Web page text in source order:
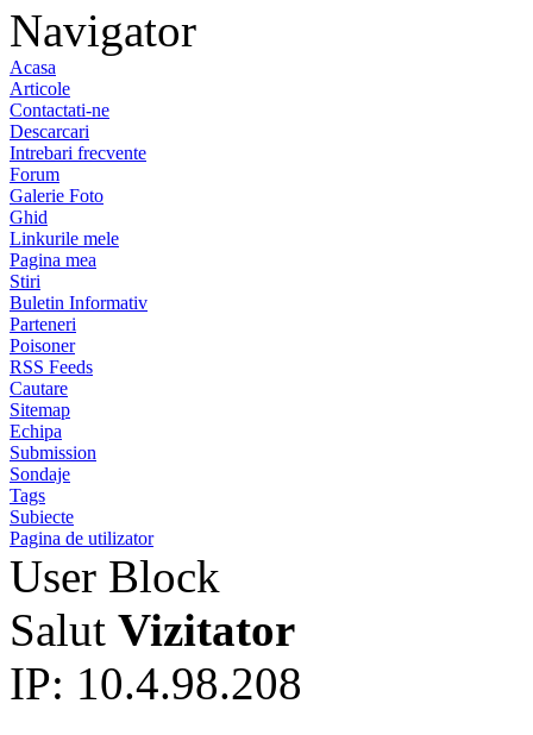
Navigator
Acasa
Articole
Contactati-ne
Descarcari
Intrebari frecvente
Forum
Galerie Foto
Ghid
Linkurile mele
Pagina mea
Stiri
Buletin Informativ
Parteneri
Poisoner
RSS Feeds
Cautare
Sitemap
Echipa
Submission
Sondaje
Tags
Subiecte
Pagina de utilizator
User Block
Salut Vizitator
IP: 10.4.98.208